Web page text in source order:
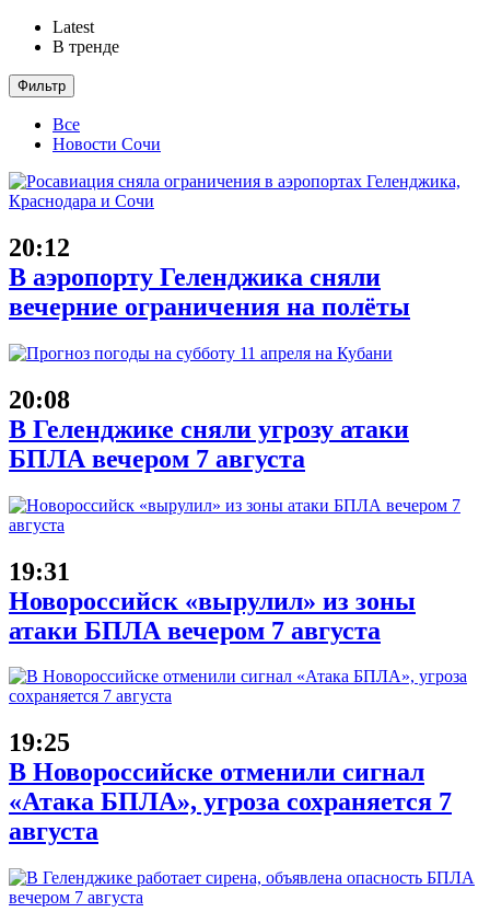
Latest
В тренде
Фильтр
Все
Новости Сочи
20:12
В аэропорту Геленджика сняли
вечерние ограничения на полёты
20:08
В Геленджике сняли угрозу атаки
БПЛА вечером 7 августа
19:31
Новороссийск «вырулил» из зоны
атаки БПЛА вечером 7 августа
19:25
В Новороссийске отменили сигнал
«Атака БПЛА», угроза сохраняется 7
августа